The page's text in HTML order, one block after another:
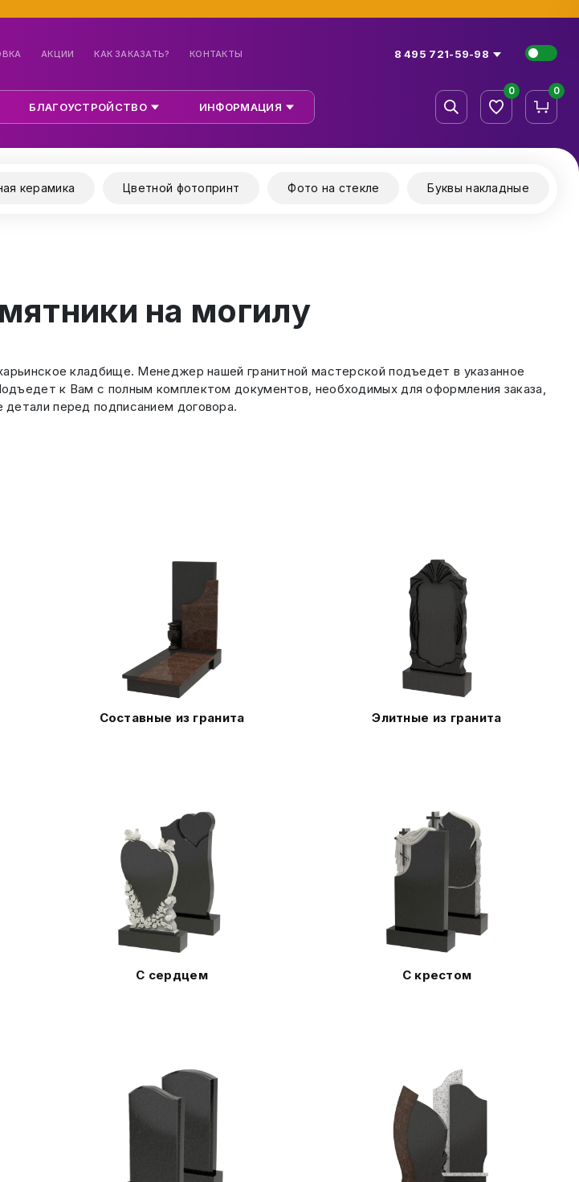
АКЦИИ КАК ЗАКАЗАТЬ? КОНТАКТЫ 8 495 721-59-98
БЛАГОУСТРОЙСТВО ИНФОРМАЦИЯ
0 0
керамика Цветной фотопринт Фото на стекле Буквы накладные
на могилу
кладбище. Менеджер нашей гранитной мастерской подъедет в указанное
к Вам с полным комплектом документов, необходимых для оформления заказа,
детали перед подписанием договора.
Составные из гранита Элитные из гранита
С сердцем С крестом